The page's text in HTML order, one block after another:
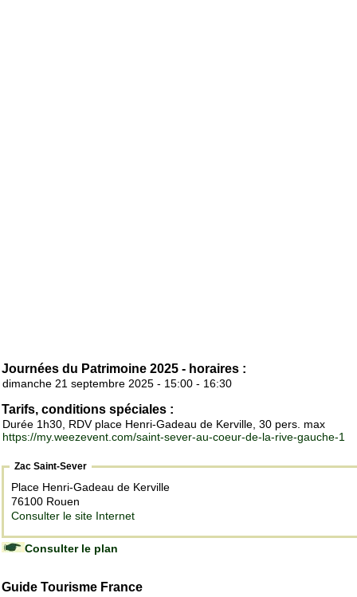
Journées du Patrimoine 2025 - horaires :
dimanche 21 septembre 2025 - 15:00 - 16:30
Tarifs, conditions spéciales :
Durée 1h30, RDV place Henri-Gadeau de Kerville, 30 pers. max
https://my.weezevent.com/saint-sever-au-coeur-de-la-rive-gauche-1
Zac Saint-Sever
Place Henri-Gadeau de Kerville
76100 Rouen
Consulter le site Internet
Consulter le plan
Guide Tourisme France